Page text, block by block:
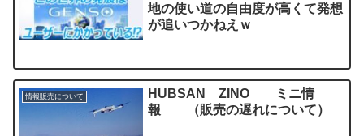
地の使い道の自由度が高くて発想
が追いつかねえｗ
情報販売について
HUBSAN ZINO ミニ情
報 （販売の遅れについて）